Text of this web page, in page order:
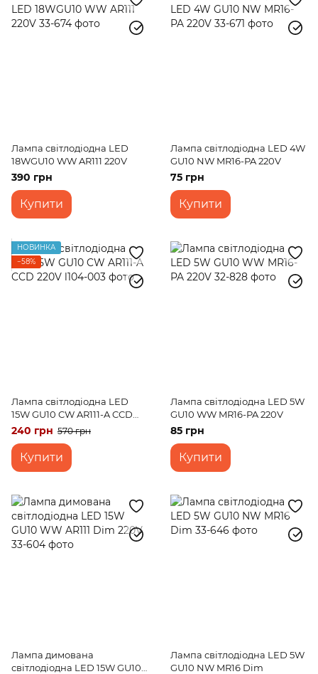
Лампа світлодіодна LED
18WGU10 WW AR111 220V
390 грн
Купити
Лампа світлодіодна LED 4W
GU10 NW MR16-PA 220V
75 грн
Купити
НОВИНКА
−58%
Лампа світлодіодна LED
15W GU10 CW AR111-A CCD
220V
240 грн 570 грн
Купити
Лампа світлодіодна LED 5W
GU10 WW MR16-PA 220V
85 грн
Купити
Лампа димована
світлодіодна LED 15W GU10
Лампа світлодіодна LED 5W
GU10 NW MR16 Dim